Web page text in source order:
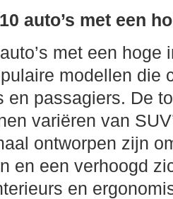
auto’s met een
met een hoge
modellen die
en passagiers. De
variëren van
ontworpen zijn
en een verhoogd
en